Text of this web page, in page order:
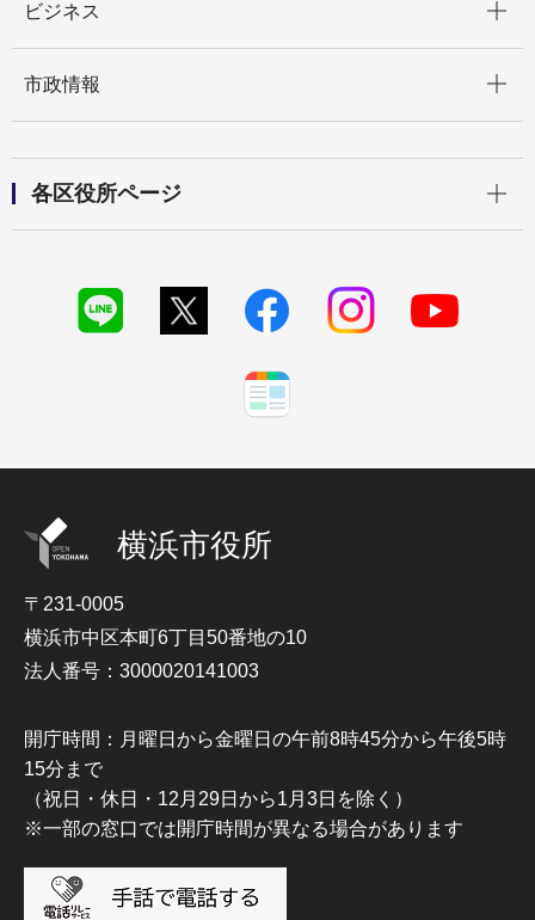
ビジネス
市政情報
各区役所ページ
横浜市役所
〒231-0005
横浜市中区本町6丁目50番地の10
法人番号：3000020141003
開庁時間：月曜日から金曜日の午前8時45分から午後5時
15分まで
（祝日・休日・12月29日から1月3日を除く）
※一部の窓口では開庁時間が異なる場合があります